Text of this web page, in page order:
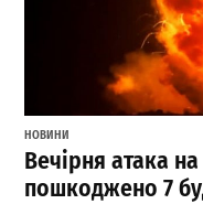
НОВИНИ
Вечірня атака
пошкоджено 7